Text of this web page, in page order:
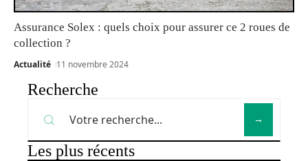
Assurance Solex : quels choix pour assurer ce 2 roues de
collection ?
Actualité 11 novembre 2024
Recherche
Les plus récents